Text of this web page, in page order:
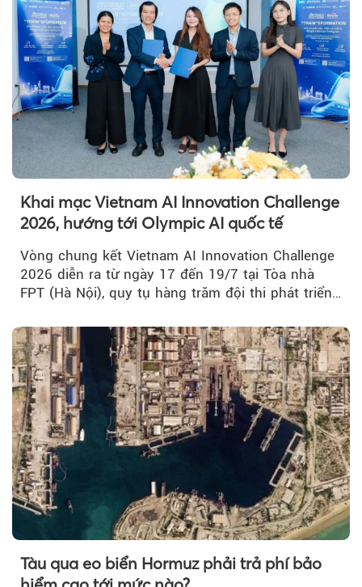
Khai mạc Vietnam AI Innovation Challenge
2026, hướng tới Olympic AI quốc tế
Vòng chung kết Vietnam AI Innovation Challenge
2026 diễn ra từ ngày 17 đến 19/7 tại Tòa nhà
FPT (Hà Nội), quy tụ hàng trăm đội thi phát triển
Tàu qua eo biển Hormuz phải trả phí bảo